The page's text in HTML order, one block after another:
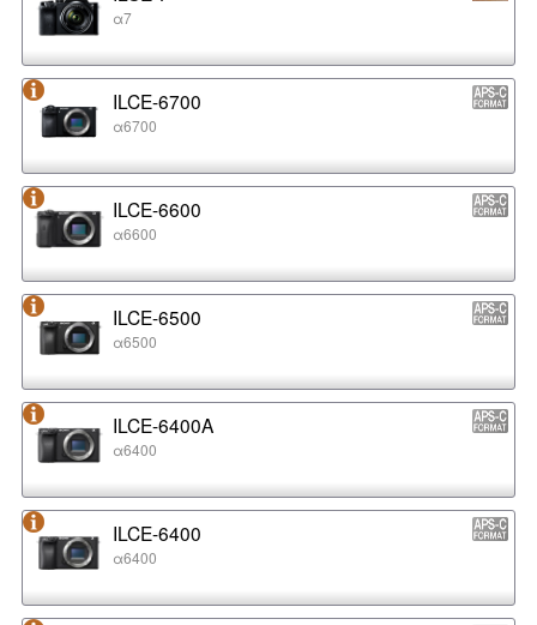
α7
ILCE-6700
α6700
ILCE-6600
α6600
ILCE-6500
α6500
ILCE-6400A
α6400
ILCE-6400
α6400